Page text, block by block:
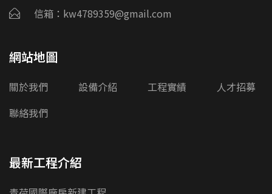
信箱：kw4789359@gmail.com
網站地圖
關於我們 設備介紹 工程實績
人才招募
聯絡我們
最新工程介紹